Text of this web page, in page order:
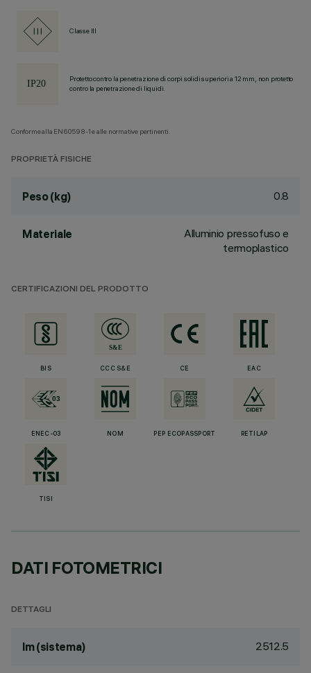
Classe III
Protetto contro la penetrazione di corpi solidi superiori a 12 mm, non protetto
contro la penetrazione di liquidi.
Conforme alla EN60598-1 e alle normative pertinenti.
PROPRIETÀ FISICHE
Peso (kg) 0.8
Materiale
Alluminio pressofuso e
termoplastico
CERTIFICAZIONI DEL PRODOTTO
BIS CCC S&E CE EAC
ENEC-03 NOM PEP ECOPASSPORT RETILAP
TISI
DATI FOTOMETRICI
DETTAGLI
lm (sistema) 2512.5